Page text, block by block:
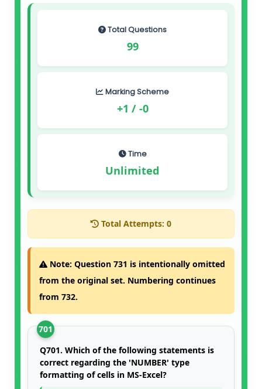
Total Questions
99
Marking Scheme
+1 / -0
Time
Unlimited
Total Attempts: 0
Note: Question 731 is intentionally omitted
from the original set. Numbering continues
from 732.
701
Q701. Which of the following statements is
correct regarding the 'NUMBER' type
formatting of cells in MS-Excel?